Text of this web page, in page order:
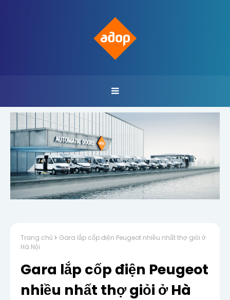
Trang chủ
Gara lắp cốp điện Peugeot nhiều nhất thợ giỏi ở
Hà Nội
Gara lắp cốp điện Peugeot
nhiều nhất thợ giỏi ở Hà